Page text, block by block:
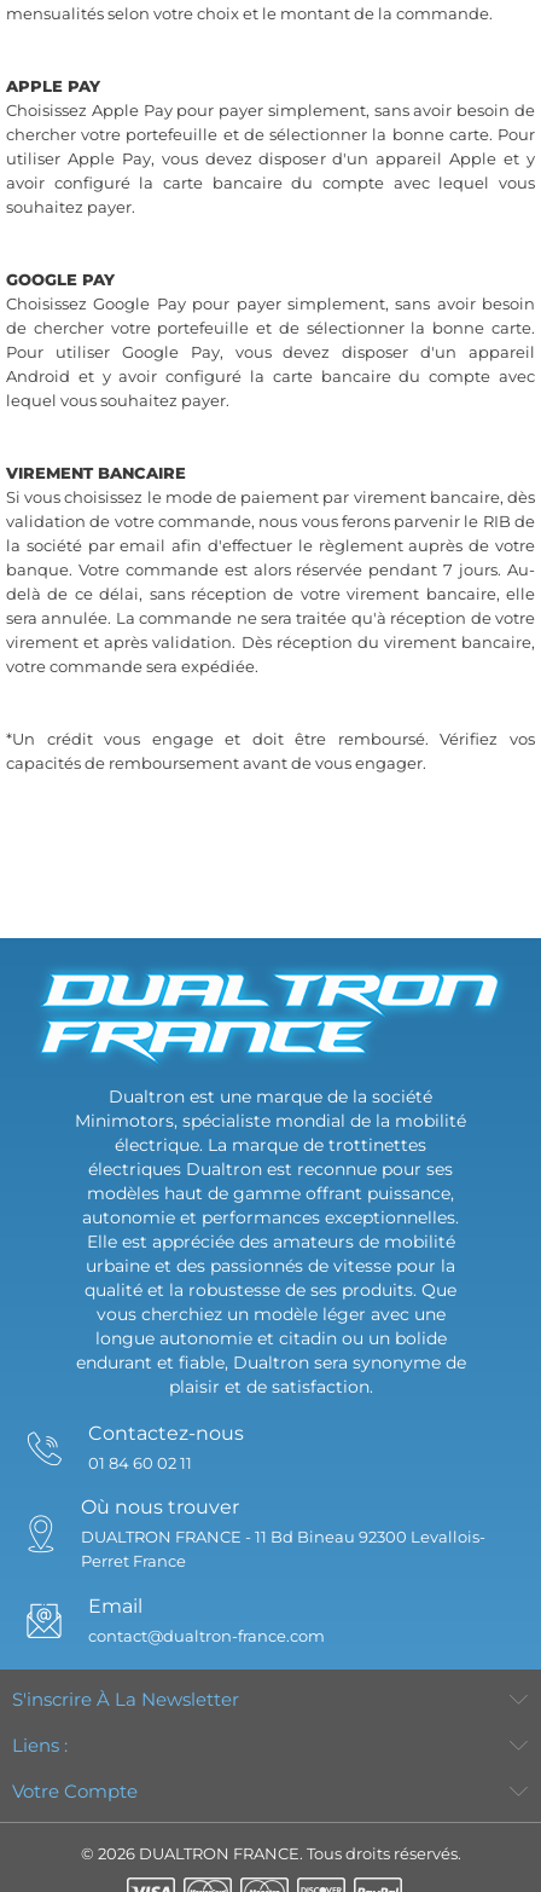
mensualités selon votre choix et le montant de la commande.
APPLE PAY
Choisissez Apple Pay pour payer simplement, sans avoir besoin de
chercher votre portefeuille et de sélectionner la bonne carte. Pour
utiliser Apple Pay, vous devez disposer d'un appareil Apple et y
avoir configuré la carte bancaire du compte avec lequel vous
souhaitez payer.
GOOGLE PAY
Choisissez Google Pay pour payer simplement, sans avoir besoin
de chercher votre portefeuille et de sélectionner la bonne carte.
Pour utiliser Google Pay, vous devez disposer d'un appareil
Android et y avoir configuré la carte bancaire du compte avec
lequel vous souhaitez payer.
VIREMENT BANCAIRE
Si vous choisissez le mode de paiement par virement bancaire, dès
validation de votre commande, nous vous ferons parvenir le RIB de
la société par email afin d'effectuer le règlement auprès de votre
banque. Votre commande est alors réservée pendant 7 jours. Au-
delà de ce délai, sans réception de votre virement bancaire, elle
sera annulée. La commande ne sera traitée qu'à réception de votre
virement et après validation. Dès réception du virement bancaire,
votre commande sera expédiée.
*Un crédit vous engage et doit être remboursé. Vérifiez vos
capacités de remboursement avant de vous engager.
Dualtron est une marque de la société
Minimotors, spécialiste mondial de la mobilité
électrique. La marque de trottinettes
électriques Dualtron est reconnue pour ses
modèles haut de gamme offrant puissance,
autonomie et performances exceptionnelles.
Elle est appréciée des amateurs de mobilité
urbaine et des passionnés de vitesse pour la
qualité et la robustesse de ses produits. Que
vous cherchiez un modèle léger avec une
longue autonomie et citadin ou un bolide
endurant et fiable, Dualtron sera synonyme de
plaisir et de satisfaction.
Contactez-nous
01 84 60 02 11
Où nous trouver
DUALTRON FRANCE - 11 Bd Bineau 92300 Levallois-
Perret France
Email
contact@dualtron-france.com
S'inscrire À La Newsletter
Liens :
Votre Compte
© 2026 DUALTRON FRANCE. Tous droits réservés.